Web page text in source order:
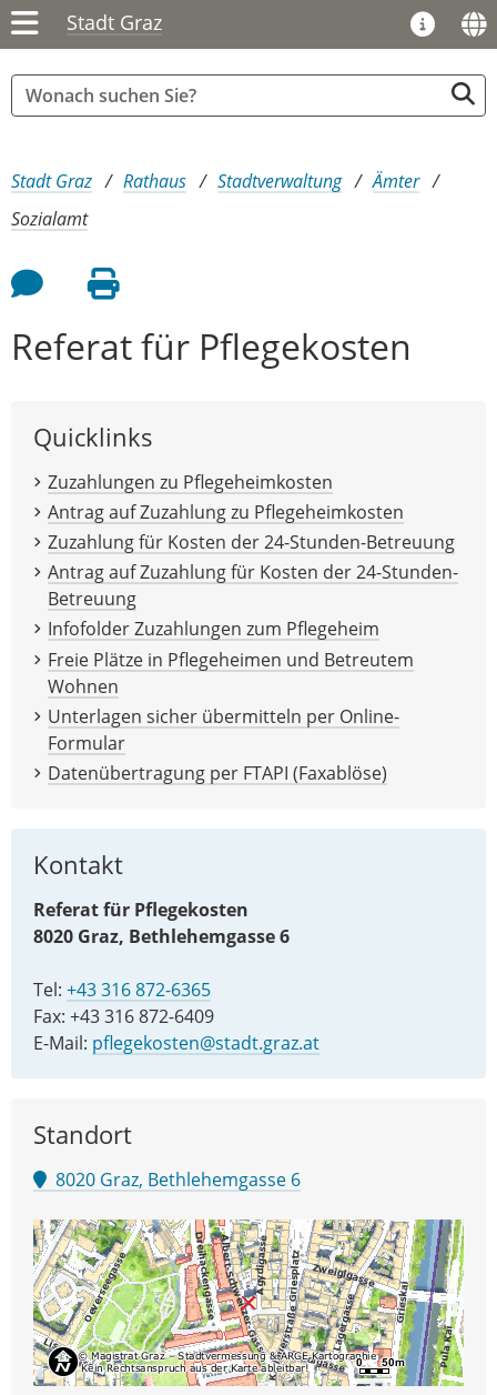
Stadt Graz
Sie sind hier:
Stadt Graz Rathaus Stadtverwaltung
Ämter
Sozialamt
Feedback an Autor
Seite drucken
Referat für Pflegekosten
Quicklinks
Zuzahlungen zu Pflegeheimkosten
Antrag auf Zuzahlung zu Pflegeheimkosten
Zuzahlung für Kosten der 24-Stunden-Betreuung
Antrag auf Zuzahlung für Kosten der 24-Stunden-
Betreuung
Infofolder Zuzahlungen zum Pflegeheim
Freie Plätze in Pflegeheimen und Betreutem
Wohnen
Unterlagen sicher übermitteln per Online-
Formular
Datenübertragung per FTAPI (Faxablöse)
Kontakt
Referat für Pflegekosten
8020 Graz, Bethlehemgasse 6
Tel: +43 316 872-6365
Fax: +43 316 872-6409
E-Mail: pflegekosten@stadt.graz.at
Standort
8020 Graz, Bethlehemgasse 6